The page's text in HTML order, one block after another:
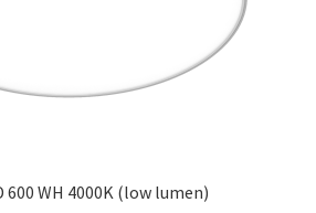
600 WH 4000K (low lumen)